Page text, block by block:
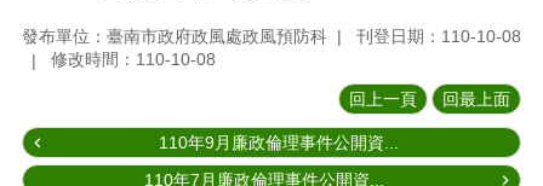
發布單位：臺南市政府政風處政風預防科
刊登日期：110-10-08
修改時間：110-10-08
回上一頁 回最上面
110年9月廉政倫理事件公開資...
110年7月廉政倫理事件公開資...